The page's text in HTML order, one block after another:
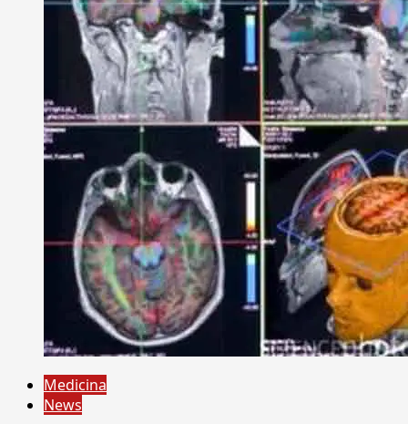
Medicina
News